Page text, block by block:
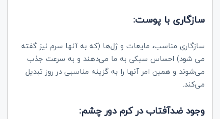
سازگاری با پوست:
سازگاری مناسب، مایعات و ژل‌ها (که به آنها سرم نیز گفته
می شود) احساس سبکی به ما می‌دهند و به سرعت جذب
می‌شوند و همین امر آنها را به گزینه مناسبی در روز تبدیل
می‌کند.
وجود ضدآفتاب در کرم دور چشم: